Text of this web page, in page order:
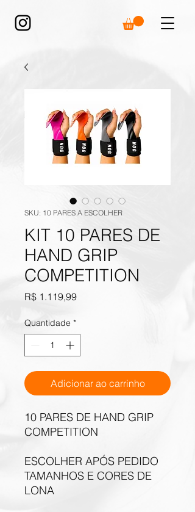
SKU: 10 PARES A ESCOLHER
KIT 10 PARES DE
HAND GRIP
COMPETITION
R$ 1.119,99Preço
Quantidade *
Adicionar ao carrinho
10 PARES DE HAND GRIP
COMPETITION
ESCOLHER APÓS PEDIDO
TAMANHOS E CORES DE
LONA